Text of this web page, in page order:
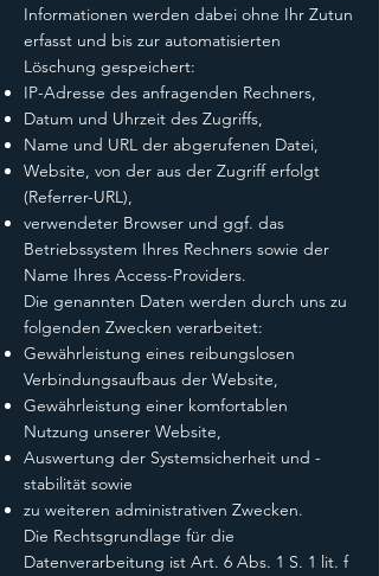
Informationen werden dabei ohne Ihr Zutun
erfasst und bis zur automatisierten
Löschung gespeichert:
IP-Adresse des anfragenden Rechners,
Datum und Uhrzeit des Zugriffs,
Name und URL der abgerufenen Datei,
Website, von der aus der Zugriff erfolgt
(Referrer-URL),
verwendeter Browser und ggf. das
Betriebssystem Ihres Rechners sowie der
Name Ihres Access-Providers.
Die genannten Daten werden durch uns zu
folgenden Zwecken verarbeitet:
Gewährleistung eines reibungslosen
Verbindungsaufbaus der Website,
Gewährleistung einer komfortablen
Nutzung unserer Website,
Auswertung der Systemsicherheit und -
stabilität sowie
zu weiteren administrativen Zwecken.
Die Rechtsgrundlage für die
Datenverarbeitung ist Art. 6 Abs. 1 S. 1 lit. f